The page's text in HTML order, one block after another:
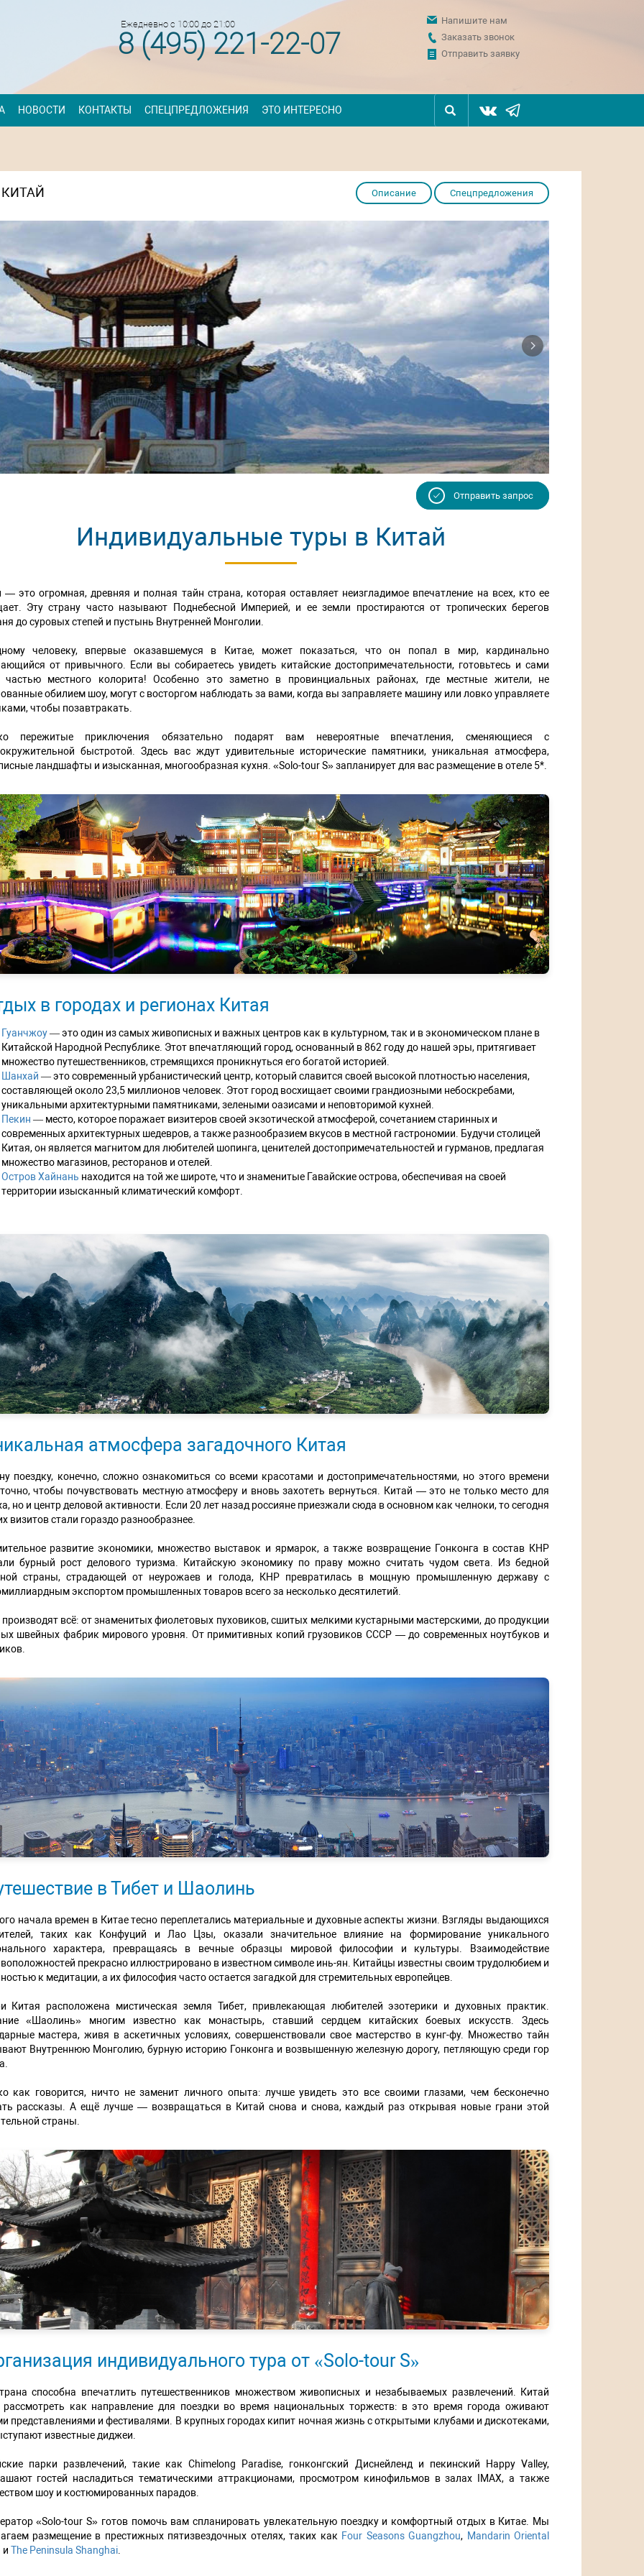
Ежедневно с 10:00 до 21:00
8 (495) 221-22-07
Напишите нам
Заказать звонок
Отправить заявку
НОВОСТИ КОНТАКТЫ СПЕЦПРЕДЛОЖЕНИЯ ЭТО ИНТЕРЕСНО
КИТАЙ Описание Спецпредложения
Next
Отправить запрос
Индивидуальные туры в Китай
— это огромная, древняя и полная тайн страна, которая оставляет неизгладимое впечатление на всех, кто ее
Эту страну часто называют Поднебесной Империей, и ее земли простираются от тропических берегов
до суровых степей и пустынь Внутренней Монголии.
человеку, впервые оказавшемуся в Китае, может показаться, что он попал в мир, кардинально
от привычного. Если вы собираетесь увидеть китайские достопримечательности, готовьтесь и сами
частью местного колорита! Особенно это заметно в провинциальных районах, где местные жители, не
обилием шоу, могут с восторгом наблюдать за вами, когда вы заправляете машину или ловко управляете
чтобы позавтракать.
пережитые приключения обязательно подарят вам невероятные впечатления, сменяющиеся с
быстротой. Здесь вас ждут удивительные исторические памятники, уникальная атмосфера,
ландшафты и изысканная, многообразная кухня. «Solo-tour S» запланирует для вас размещение в отеле 5*.
в городах и регионах Китая
Гуанчжоу— это один из самых живописных и важных центров как в культурном, так и в экономическом плане в
Китайской Народной Республике. Этот впечатляющий город, основанный в 862 году до нашей эры, притягивает
множество путешественников, стремящихся проникнуться его богатой историей.
Шанхай — это современный урбанистический центр, который славится своей высокой плотностью населения,
составляющей около 23,5 миллионов человек. Этот город восхищает своими грандиозными небоскребами,
уникальными архитектурными памятниками, зелеными оазисами и неповторимой кухней.
Пекин — место, которое поражает визитеров своей экзотической атмосферой, сочетанием старинных и
современных архитектурных шедевров, а также разнообразием вкусов в местной гастрономии. Будучи столицей
Китая, он является магнитом для любителей шопинга, ценителей достопримечательностей и гурманов, предлагая
множество магазинов, ресторанов и отелей.
Остров Хайнань находится на той же широте, что и знаменитые Гавайские острова, обеспечивая на своей
территории изысканный климатический комфорт.
атмосфера загадочного Китая
поездку, конечно, сложно ознакомиться со всеми красотами и достопримечательностями, но этого времени
чтобы почувствовать местную атмосферу и вновь захотеть вернуться. Китай — это не только место для
но и центр деловой активности. Если 20 лет назад россияне приезжали сюда в основном как челноки, то сегодня
визитов стали гораздо разнообразнее.
развитие экономики, множество выставок и ярмарок, а также возвращение Гонконга в состав КНР
бурный рост делового туризма. Китайскую экономику по праву можно считать чудом света. Из бедной
страны, страдающей от неурожаев и голода, КНР превратилась в мощную промышленную державу с
экспортом промышленных товаров всего за несколько десятилетий.
производят всё: от знаменитых фиолетовых пуховиков, сшитых мелкими кустарными мастерскими, до продукции
швейных фабрик мирового уровня. От примитивных копий грузовиков СССР — до современных ноутбуков и
в Тибет и Шаолинь
начала времен в Китае тесно переплетались материальные и духовные аспекты жизни. Взгляды выдающихся
таких как Конфуций и Лао Цзы, оказали значительное влияние на формирование уникального
характера, превращаясь в вечные образцы мировой философии и культуры. Взаимодействие
прекрасно иллюстрировано в известном символе инь-ян. Китайцы известны своим трудолюбием и
к медитации, а их философия часто остается загадкой для стремительных европейцев.
Китая расположена мистическая земля Тибет, привлекающая любителей эзотерики и духовных практик.
«Шаолинь» многим известно как монастырь, ставший сердцем китайских боевых искусств. Здесь
мастера, живя в аскетичных условиях, совершенствовали свое мастерство в кунг-фу. Множество тайн
Внутреннюю Монголию, бурную историю Гонконга и возвышенную железную дорогу, петляющую среди гор
как говорится, ничто не заменит личного опыта: лучше увидеть это все своими глазами, чем бесконечно
рассказы. А ещё лучше — возвращаться в Китай снова и снова, каждый раз открывая новые грани этой
страны.
индивидуального тура от «Solo-tour S»
способна впечатлить путешественников множеством живописных и незабываемых развлечений. Китай
рассмотреть как направление для поездки во время национальных торжеств: в это время города оживают
представлениями и фестивалями. В крупных городах кипит ночная жизнь с открытыми клубами и дискотеками,
известные диджеи.
парки развлечений, такие как Chimelong Paradise, гонконгский Диснейленд и пекинский Happy Valley,
гостей насладиться тематическими аттракционами, просмотром кинофильмов в залах IMAX, а также
шоу и костюмированных парадов.
«Solo-tour S» готов помочь вам спланировать увлекательную поездку и комфортный отдых в Китае. Мы
размещение в престижных пятизвездочных отелях, таких как Four Seasons Guangzhou, Mandarin Oriental
и The Peninsula Shanghai.